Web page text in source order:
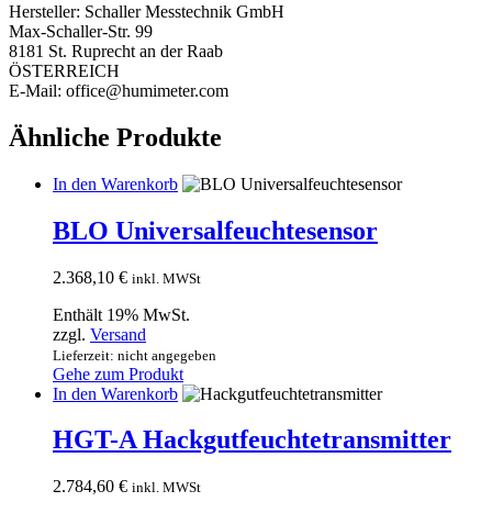
Hersteller: Schaller Messtechnik GmbH
Max-Schaller-Str. 99
8181 St. Ruprecht an der Raab
ÖSTERREICH
E-Mail: office@humimeter.com
Ähnliche Produkte
In den Warenkorb
BLO Universalfeuchtesensor
2.368,10 € inkl. MWSt
Enthält 19% MwSt.
zzgl. Versand
Lieferzeit: nicht angegeben
Gehe zum Produkt
In den Warenkorb
HGT-A Hackgutfeuchtetransmitter
2.784,60 € inkl. MWSt